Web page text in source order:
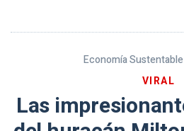
Economía
VIRAL
Las